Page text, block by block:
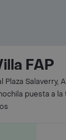
FAP
Salaverry,
puesta a la